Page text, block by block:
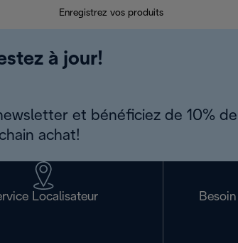
Enregistrez vos produits
à jour!
et bénéficiez de 10% de
achat!
Localisateur